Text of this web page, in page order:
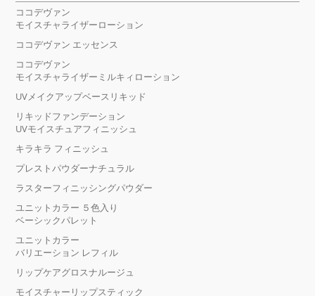
ココデヴァン
モイスチャライザーローション
ココデヴァン エッセンス
ココデヴァン
モイスチャライザーミルキィローション
UVメイクアップベースリキッド
リキッドファンデーション
UVモイスチュアフィニッシュ
キラキラ フィニッシュ
プレストパウダーナチュラル
ラスターフィニッシングパウダー
ユニットカラー ５色入り
ベーシックパレット
ユニットカラー
バリエーション レフィル
リップケアグロスナルージュ
モイスチャーリップスティック